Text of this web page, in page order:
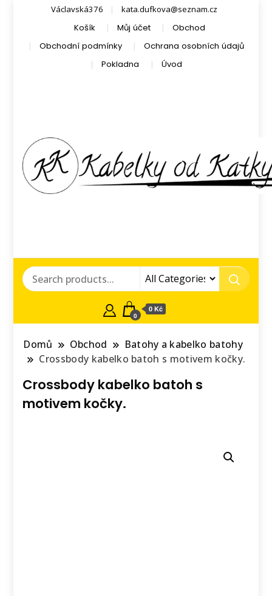
Václavská376 kata.dufkova@seznam.cz
Košík Můj účet
Obchod
Obchodní podmínky
Ochrana osobních údajů
Pokladna
Úvod
0
0 Kč
Domů Obchod
Batohy a kabelko batohy
Crossbody kabelko batoh s motivem kočky.
Crossbody kabelko batoh s
motivem kočky.